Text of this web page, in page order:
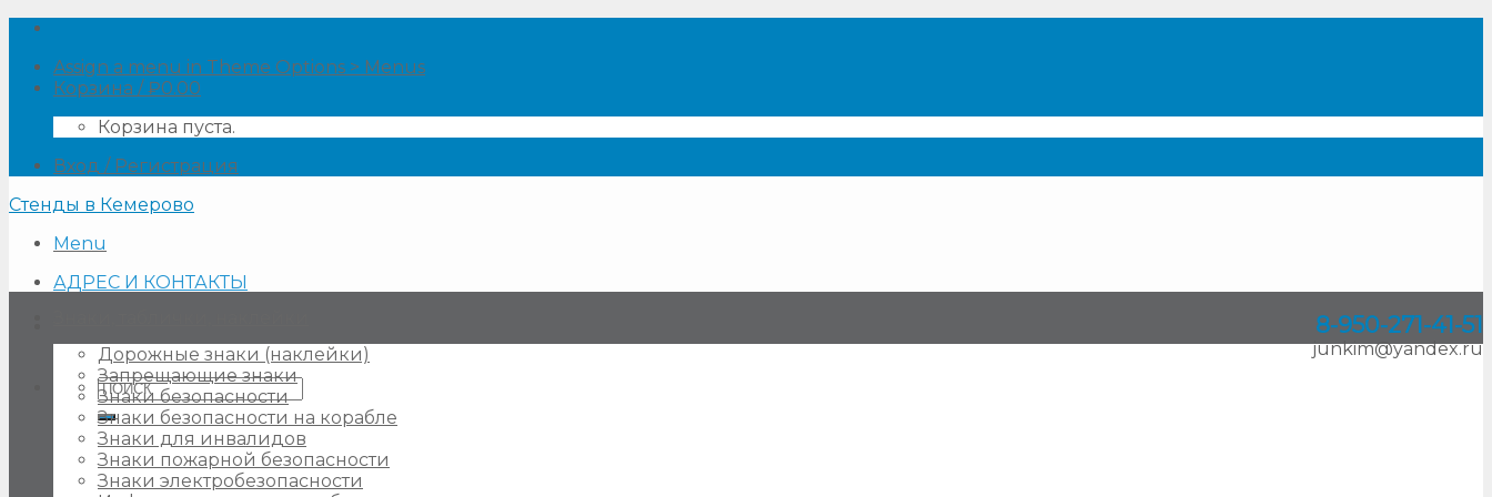
Skip
contentAssign a menu in Theme Options > Menus
Корзина /₽0.00
Корзина пуста.
Вход / Регистрация
Стенды в Кемерово
Menu
АДРЕС И КОНТАКТЫ
8-950-271-41-51
junkim@yandex.ru
Искать:
Дорожные знаки (наклейки)
Запрещающие знаки
Знаки безопасности
Знаки безопасности на корабле
Знаки для инвалидов
Знаки пожарной безопасности
Знаки электробезопасности